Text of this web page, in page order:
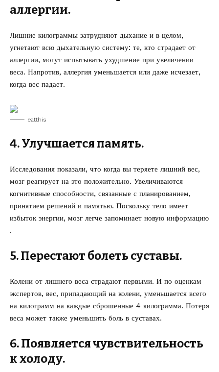
аллергии.
Лишние килограммы затрудняют дыхание и в целом,
угнетают всю дыхательную систему: те, кто страдает от
аллергии, могут испытывать ухудшение при увеличении
веса. Напротив, аллергия уменьшается или даже исчезает,
когда вес падает.
eatthis
4. Улучшается память.
Исследования показали, что когда вы теряете лишний вес,
мозг реагирует на это положительно. Увеличиваются
когнитивные способности, связанные с планированием,
принятием решений и памятью. Поскольку тело имеет
избыток энергии, мозг легче запоминает новую информацию
.
5. Перестают болеть суставы.
Колени от лишнего веса страдают первыми. И по оценкам
экспертов, вес, припадающий на колени, уменьшается всего
на килограмм на каждые сброшенные 4 килограмма. Потеря
веса может также уменьшить боль в суставах.
6. Появляется чувствительность
к холоду.